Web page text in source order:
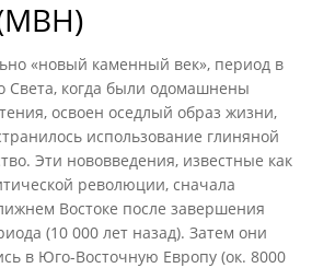
«новый каменный век», период в
Света, когда были одомашнены
освоен оседлый образ жизни,
использование глиняной
Эти нововведения, известные как
революции, сначала
Востоке после завершения
(10 000 лет назад). Затем они
в Юго-Восточную Европу (ок. 8000